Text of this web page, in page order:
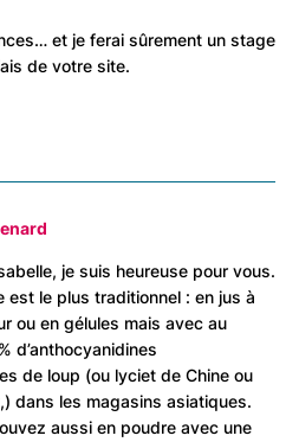
et je ferai sûrement un stage
de votre site.
je suis heureuse pour vous.
est le plus traditionnel : en jus à
ou en gélules mais avec au
d’anthocyanidines
de loup (ou lyciet de Chine ou
dans les magasins asiatiques.
aussi en poudre avec une